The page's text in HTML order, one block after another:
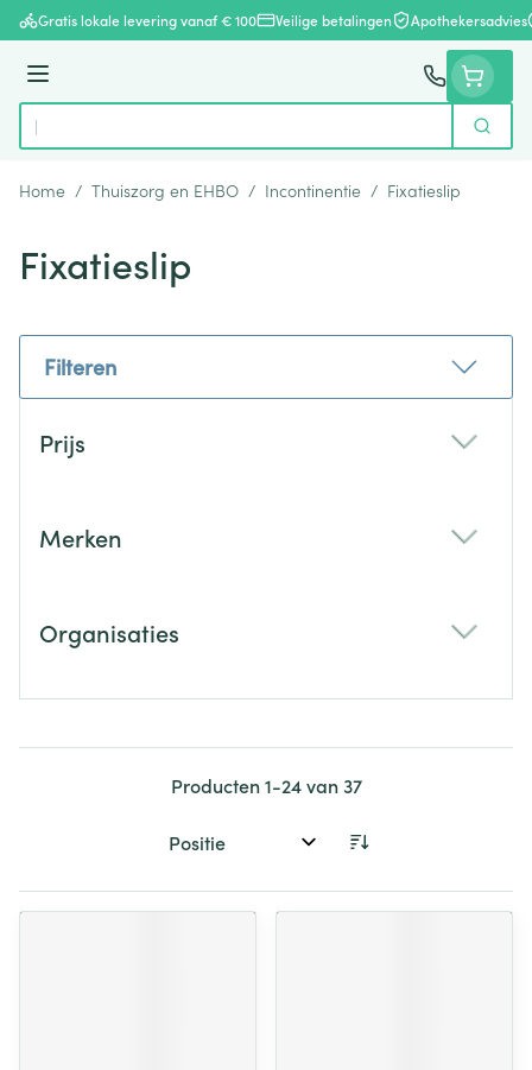
Ga naar de inhoud
Gratis lokale levering vanaf € 100 Veilige betalingen Apothekersadvies
Menu
Product, merk, categorie...
Zoek
Home / Thuiszorg en EHBO / Incontinentie / Fixatieslip
Fixatieslip
Filteren
Prijs
Merken
Organisaties
Producten1-24van37
Sorteer op: